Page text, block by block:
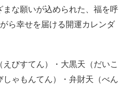
な願いが込められた、福を呼
ら幸せを届ける開運カレンダ
びすてん）・大黒天（だいこ
しゃもんてん）・弁財天（べん